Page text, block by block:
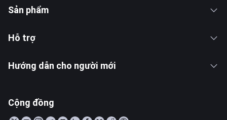
Sản phẩm
Hỗ trợ
Hướng dẫn cho người mới
Cộng đồng